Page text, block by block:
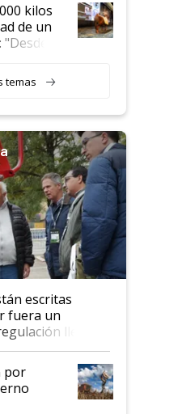
kilos
de un
temas
escritas
fuera un
llegó
y hasta se
al IPCVA
por